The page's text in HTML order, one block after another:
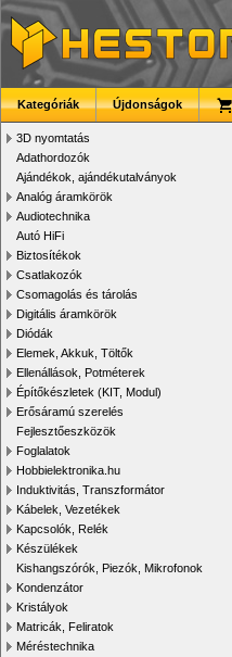
Kategóriák Újdonságok
3D nyomtatás
Adathordozók
Ajándékok, ajándékutalványok
Analóg áramkörök
Audiotechnika
Autó HiFi
Biztosítékok
Csatlakozók
Csomagolás és tárolás
Digitális áramkörök
Diódák
Elemek, Akkuk, Töltők
Ellenállások, Potméterek
Építőkészletek (KIT, Modul)
Erősáramú szerelés
Fejlesztőeszközök
Foglalatok
Hobbielektronika.hu
Induktivitás, Transzformátor
Kábelek, Vezetékek
Kapcsolók, Relék
Készülékek
Kishangszórók, Piezók, Mikrofonok
Kondenzátor
Kristályok
Matricák, Feliratok
Méréstechnika